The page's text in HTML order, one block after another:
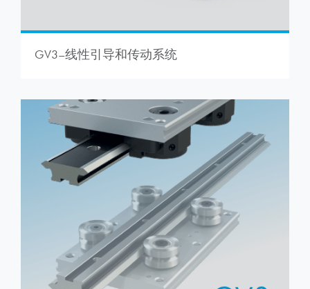
GV3–线性引导和传动系统